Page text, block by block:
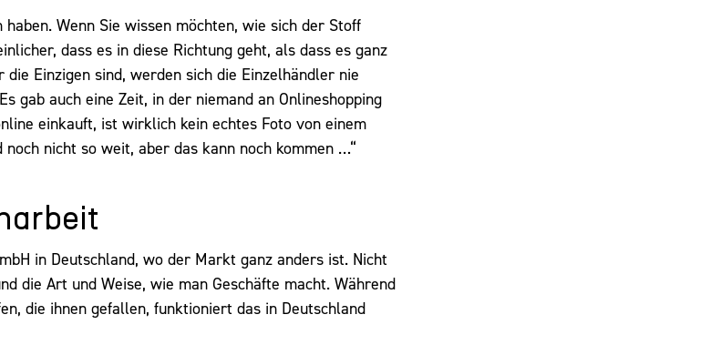
Wenn Sie wissen möchten, wie sich der Stoff
dass es in diese Richtung geht, als dass es ganz
Einzigen sind, werden sich die Einzelhändler nie
gab auch eine Zeit, in der niemand an Onlineshopping
einkauft, ist wirklich kein echtes Foto von einem
nicht so weit, aber das kann noch kommen …“
in Deutschland, wo der Markt ganz anders ist. Nicht
die Art und Weise, wie man Geschäfte macht. Während
die ihnen gefallen, funktioniert das in Deutschland